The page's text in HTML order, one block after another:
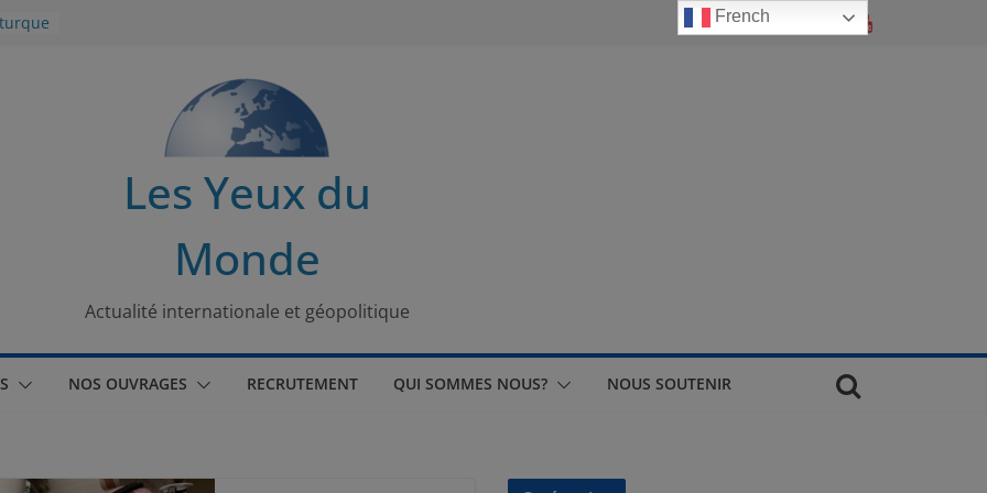
Les Yeux du
Monde
Actualité internationale et géopolitique
NOS OUVRAGES RECRUTEMENT QUI SOMMES NOUS? NOUS SOUTENIR
French